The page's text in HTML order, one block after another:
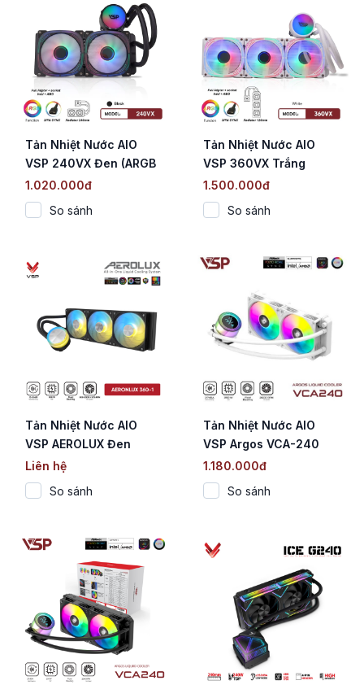
Tản Nhiệt Nước AIO
VSP 240VX Đen (ARGB
3-Pin Sync / 240mm /
Bơm Ceramic)
1.020.000đ
So sánh
Tản Nhiệt Nước AIO
VSP 360VX Trắng
(ARGB 3-Pin Sync /
360mm / Bơm Ceramic)
1.500.000đ
So sánh
Tản Nhiệt Nước AIO
VSP AEROLUX Đen
(ARGB Sync / TDP
300W)
Liên hệ
So sánh
Tản Nhiệt Nước AIO
VSP Argos VCA-240
White (Màn hình nhiệt
độ / ARGB / TDP 250W)
1.180.000đ
So sánh